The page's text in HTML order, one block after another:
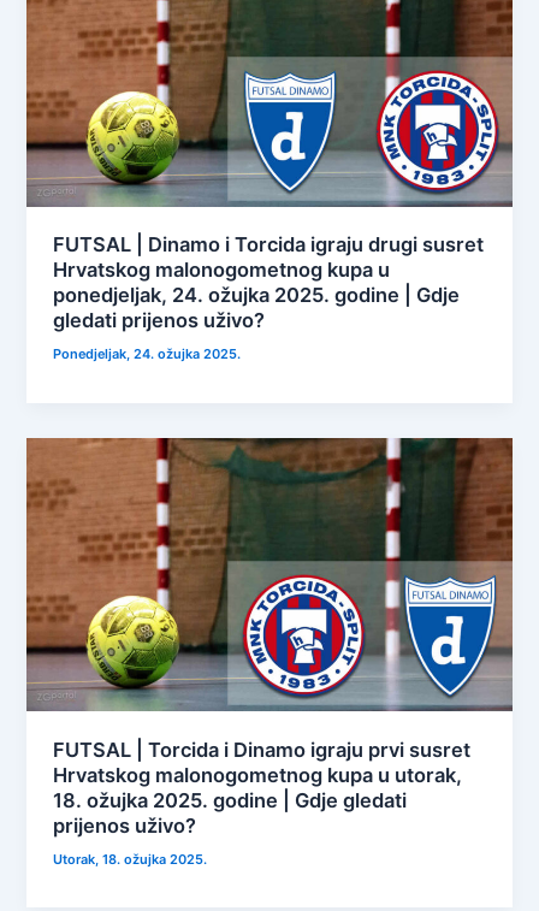
FUTSAL | Dinamo i Torcida igraju drugi susret
Hrvatskog malonogometnog kupa u
ponedjeljak, 24. ožujka 2025. godine | Gdje
gledati prijenos uživo?
Ponedjeljak, 24. ožujka 2025.
FUTSAL | Torcida i Dinamo igraju prvi susret
Hrvatskog malonogometnog kupa u utorak,
18. ožujka 2025. godine | Gdje gledati
prijenos uživo?
Utorak, 18. ožujka 2025.